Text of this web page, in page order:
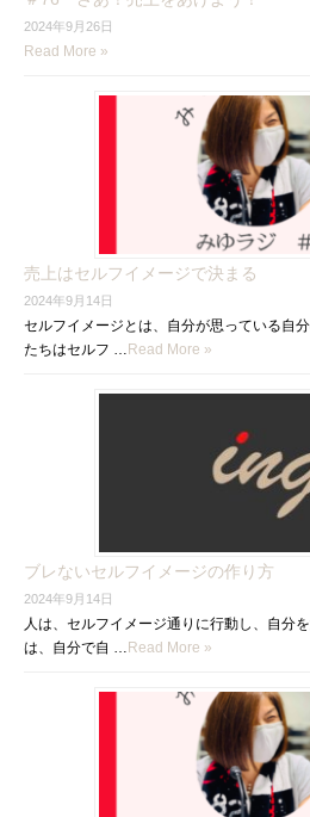
2024年9月26日
Read More »
売上はセルフイメージで決まる
2024年9月14日
セルフイメージとは、自分が思っている自
たちはセルフ … Read More »
ブレないセルフイメージの作り方
2024年9月14日
人は、セルフイメージ通りに行動し、自分
は、自分で自 … Read More »